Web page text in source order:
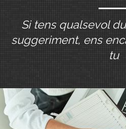
Si tens qualsevol
suggeriment, ens
tu